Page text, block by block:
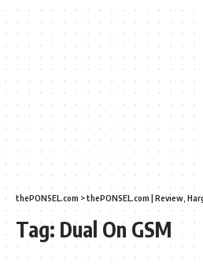
thePONSEL.com >thePONSEL.com | Review,
Tag: Dual On GSM